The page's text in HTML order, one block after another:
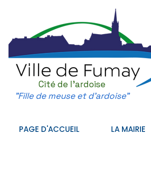
Cité de l'ardoise
"Fille de meuse et d'ardoise"
PAGE D'ACCUEIL LA MAIRIE